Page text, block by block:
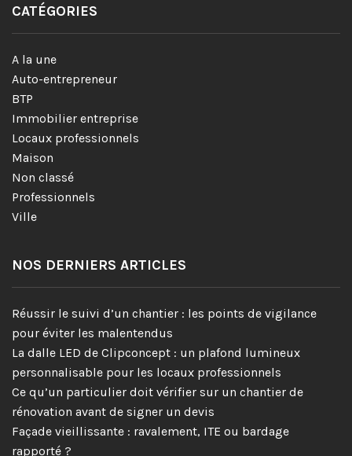
CATÉGORIES
A la une
Auto-entrepreneur
BTP
Immobilier entreprise
Locaux professionnels
Maison
Non classé
Professionnels
Ville
NOS DERNIERS ARTICLES
Réussir le suivi d’un chantier : les points de vigilance
pour éviter les malentendus
La dalle LED de Clipconcept : un plafond lumineux
personnalisable pour les locaux professionnels
Ce qu’un particulier doit vérifier sur un chantier de
rénovation avant de signer un devis
Façade vieillissante : ravalement, ITE ou bardage
rapporté ?